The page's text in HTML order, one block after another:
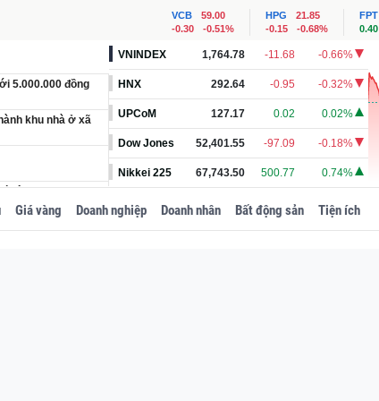
VCB
59.00
-0.30
-0.51%
HPG
21.85
-0.15
-0.68%
FPT
0.40
5.000.000 đồng
khu nhà ở xã
đô thị loại I, tương
Phó Bí thư
VNINDEX 1,764.78 -11.68 -0.66%
HNX 292.64 -0.95 -0.32%
UPCoM 127.17 0.02 0.02%
Dow Jones 52,401.55 -97.09 -0.18%
Nikkei 225 67,743.50 500.77 0.74%
Giá vàng Doanh nghiệp Doanh nhân Bất động sản Tiện ích